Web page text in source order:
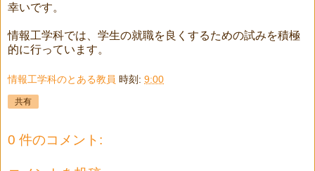
幸いです。
情報工学科では、学生の就職を良くするための試みを積極
的に行っています。
情報工学科のとある教員 時刻: 9:00
共有
0 件のコメント: